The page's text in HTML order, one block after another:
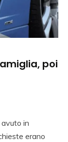
poi
in
erano